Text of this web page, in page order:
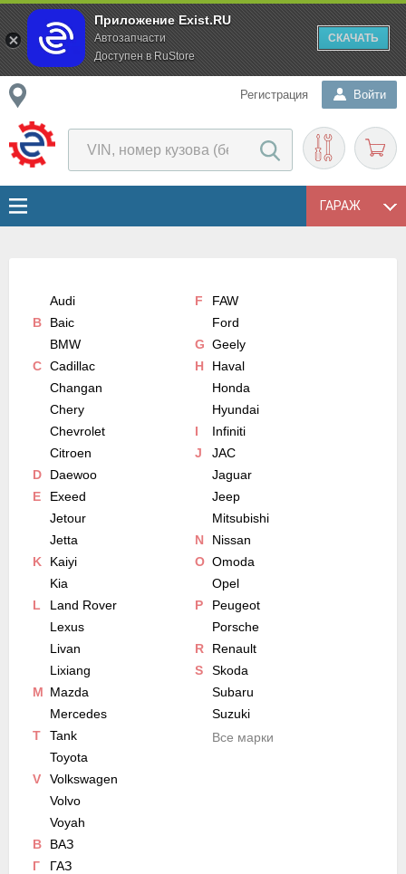
Приложение Exist.RU
Автозапчасти
Доступен в RuStore
СКАЧАТЬ
Регистрация Войти
ГАРАЖ
Audi
B
Baic
BMW
C Cadillac
Changan
Chery
Chevrolet
Citroen
D
Daewoo
E
Exeed
F
FAW
Ford
G Geely
H
Haval
Honda
Hyundai
I
Infiniti
J
JAC
Jaguar
Jeep
Jetour
Jetta
K
Kaiyi
Kia
L
Land Rover
Lexus
Livan
Lixiang
M Mazda
Mercedes
Mitsubishi
N
Nissan
O Omoda
Opel
P
Peugeot
Porsche
R
Renault
S
Skoda
Subaru
Suzuki
T
Tank
Toyota
V
Volkswagen
Volvo
Voyah
В
ВАЗ
Г
ГАЗ
Все марки